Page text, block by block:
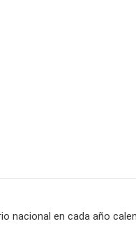
nacional en cada año